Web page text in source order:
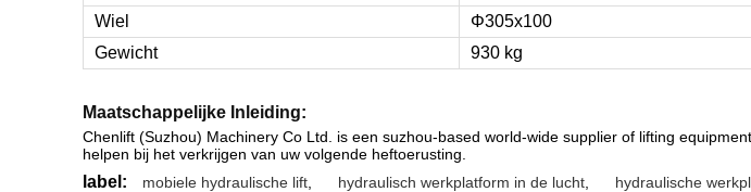
Wiel
Φ305x100
Gewicht
930 kg
Maatschappelijke Inleiding:
Chenlift (Suzhou) Machinery Co Ltd. is een suzhou-based world-wide supplier of lifting
helpen bij het verkrijgen van uw volgende heftoerusting.
label: mobiele hydraulische lift hydraulisch werkplatform in de lucht hydraulische